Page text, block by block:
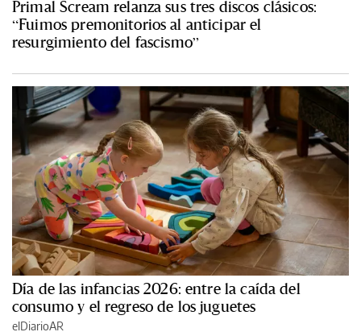
Primal Scream relanza sus tres discos clásicos:
“Fuimos premonitorios al anticipar el
resurgimiento del fascismo”
Día de las infancias 2026: entre la caída del
consumo y el regreso de los juguetes
elDiarioAR